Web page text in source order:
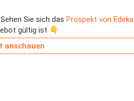
Sie sich das Prospekt von Edeka
gültig ist 👇
anschauen